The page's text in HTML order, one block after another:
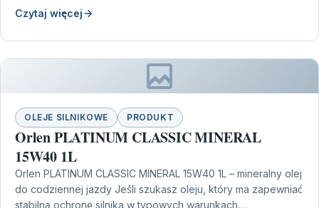
Czytaj więcej
OLEJE SILNIKOWE PRODUKT
Orlen PLATINUM CLASSIC MINERAL
15W40 1L
Orlen PLATINUM CLASSIC MINERAL 15W40 1L – mineralny olej
do codziennej jazdy Jeśli szukasz oleju, który ma zapewniać
stabilną ochronę silnika w typowych warunkach…